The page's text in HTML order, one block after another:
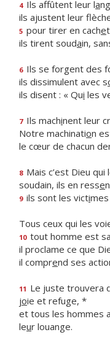
4 Ils affûtent leur la
ils ajustent leur
5 pour tirer en cache
ils tirent soudain,
6 Ils se forgent des
ils dissimulent avec s
ils disent : « Qui les
7 Ils machinent leur
Notre machination
le cœur de chacun
8 Mais c’est Dieu qui
soudain, ils en resse
9 ils sont les victi
Tous ceux qui les
10 tout homme est
il proclame ce que
il comprend ses
11 Le juste trouvera
joie et refuge, *
et tous les hommes
leur louange.